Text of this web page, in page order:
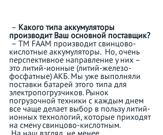
– Какого типа аккумуляторы
производит Ваш основной поставщик?
кислотные аккумуляторы.  Но, очень
перспективное направление у них –
это литий-ионные (литий-железо-
фосфатные) АКБ. Мы уже выполняли
поставки батарей этого типа для
электропогрузчиков. Рынок
погрузочной техники с каждым днем
все чаще делает выбор в пользу литий-
ионных технологий, которые приходят
на смену свинцово-кислотным.